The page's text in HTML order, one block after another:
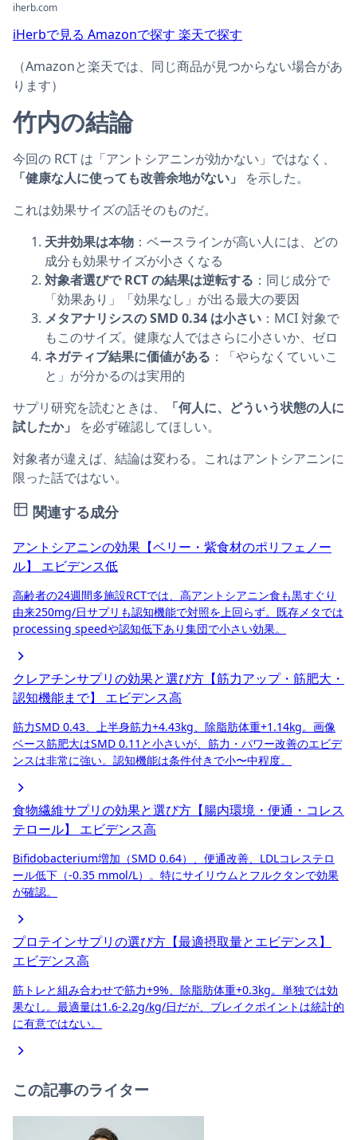
iherb.com
iHerbで見る Amazonで探す 楽天で探す
（Amazonと楽天では、同じ商品が見つからない場合があ
ります）
竹内の結論
今回の RCT は「アントシアニンが効かない」ではなく、
「健康な人に使っても改善余地がない」
を示した。
これは効果サイズの話そのものだ。
天井効果は本物 ：ベースラインが高い人には、どの
成分も効果サイズが小さくなる
対象者選びで RCT の結果は逆転する ：同じ成分で
「効果あり」「効果なし」が出る最大の要因
メタアナリシスの SMD 0.34 は小さい ：MCI 対象で
もこのサイズ。健康な人ではさらに小さいか、ゼロ
ネガティブ結果に価値がある ：「やらなくていいこ
と」が分かるのは実用的
サプリ研究を読むときは、
「何人に、どういう状態の人に
試したか」
を必ず確認してほしい。
対象者が違えば、結論は変わる。これはアントシアニンに
限った話ではない。
関連する成分
アントシアニンの効果【ベリー・紫食材のポリフェノー
ル】
エビデンス低
高齢者の24週間多施設RCTでは、高アントシアニン食も黒すぐり
由来250mg/日サプリも認知機能で対照を上回らず。既存メタでは
processing speedや認知低下あり集団で小さい効果。
クレアチンサプリの効果と選び方【筋力アップ・筋肥大・
認知機能まで】
エビデンス高
筋力SMD 0.43、上半身筋力+4.43kg、除脂肪体重+1.14kg。画像
ベース筋肥大はSMD 0.11と小さいが、筋力・パワー改善のエビデ
ンスは非常に強い。認知機能は条件付きで小〜中程度。
食物繊維サプリの効果と選び方【腸内環境・便通・コレス
テロール】
エビデンス高
Bifidobacterium増加（SMD 0.64）、便通改善、LDLコレステロ
ール低下（-0.35 mmol/L）。特にサイリウムとフルクタンで効果
が確認。
プロテインサプリの選び方【最適摂取量とエビデンス】
エビデンス高
筋トレと組み合わせで筋力+9%、除脂肪体重+0.3kg。単独では効
果なし。最適量は1.6-2.2g/kg/日だが、ブレイクポイントは統計的
に有意ではない。
この記事のライター